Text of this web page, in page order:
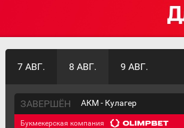
7 АВГ. 8 АВГ. 9 АВГ.
ЗАВЕРШЁН АКМ - Кулагер
Букмекерская компания